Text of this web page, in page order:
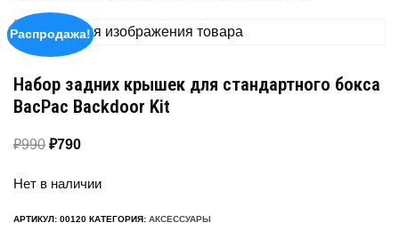
Распродажа!
Набор задних крышек для стандартного бокса
BacPac Backdoor Kit
₽990 Первоначальная
составляла
₽990.
₽790Текущая
₽790.
Нет в наличии
АРТИКУЛ: 00120 КАТЕГОРИЯ: АКСЕССУАРЫ